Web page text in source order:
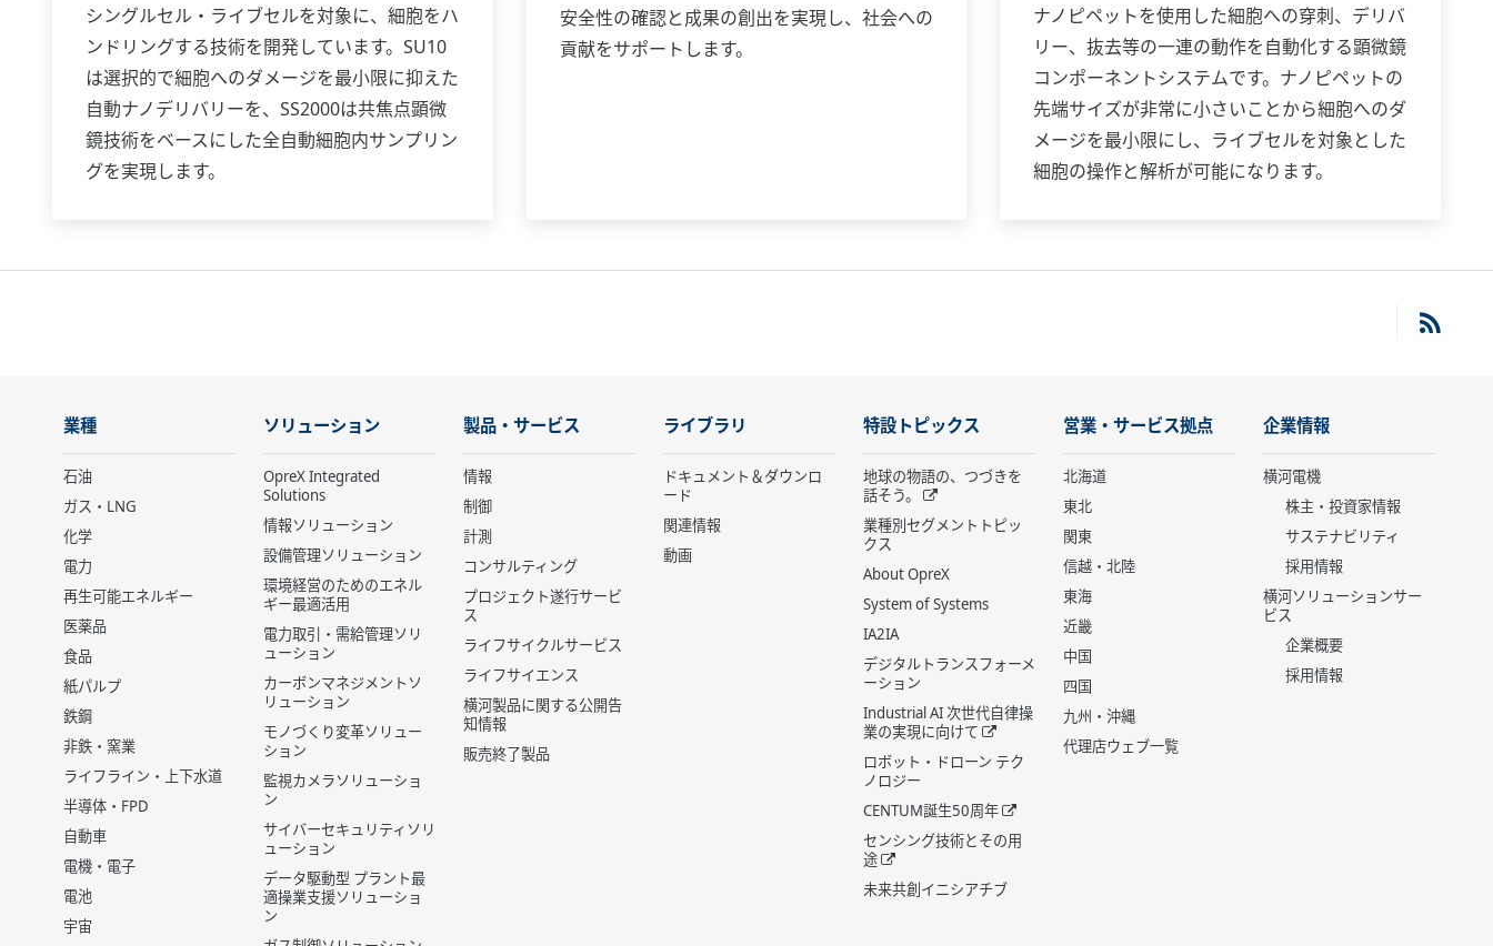
シングルセル・ライブセルを対象に、細胞をハ
ンドリングする技術を開発しています。SU10
は選択的で細胞へのダメージを最小限に抑えた
自動ナノデリバリーを、SS2000は共焦点顕微
鏡技術をベースにした全自動細胞内サンプリン
グを実現します。
安全性の確認と成果の創出を実現し、社会への
貢献をサポートします。​
ナノピペットを使用した細胞への穿刺、デリバ
リー、抜去等の一連の動作を自動化する顕微鏡
コンポーネントシステムです。ナノピペットの
先端サイズが非常に小さいことから細胞へのダ
メージを最小限にし、ライブセルを対象とした
細胞の操作と解析が可能になります。
業種
石油
ガス・LNG
化学
電力
再生可能エネルギー
医薬品
食品
紙パルプ
鉄鋼
非鉄・窯業
ライフライン・上下水道
半導体・FPD
自動車
電機・電子
電池
宇宙
ソリューション
OpreX Integrated
Solutions
情報ソリューション
設備管理ソリューション
環境経営のためのエネル
ギー最適活用
電力取引・需給管理ソリ
ューション
カーボンマネジメントソ
リューション
モノづくり変革ソリュー
ション
監視カメラソリューショ
ン
サイバーセキュリティソリ
ューション
データ駆動型 プラント最
適操業支援ソリューショ
ン
製品・サービス
情報
制御
計測
コンサルティング
プロジェクト遂行サービ
ス
ライフサイクルサービス
ライフサイエンス
横河製品に関する公開告
知情報
販売終了製品
ライブラリ
ドキュメント＆ダウンロ
ード
関連情報
動画
特設トピックス
地球の物語の、つづきを
話そう。
業種別セグメントトピッ
クス
About OpreX
System of Systems
IA2IA
デジタルトランスフォーメ
ーション
Industrial AI 次世代自律操
業の実現に向けて
ロボット・ドローン テク
ノロジー
CENTUM誕生50周年
センシング技術とその用
途
未来共創イニシアチブ
営業・サービス拠点
北海道
東北
関東
信越・北陸
東海
近畿
中国
四国
九州・沖縄
代理店ウェブ一覧
企業情報
横河電機
株主・投資家情報
サステナビリティ
採用情報
横河ソリューションサー
ビス
企業概要
採用情報